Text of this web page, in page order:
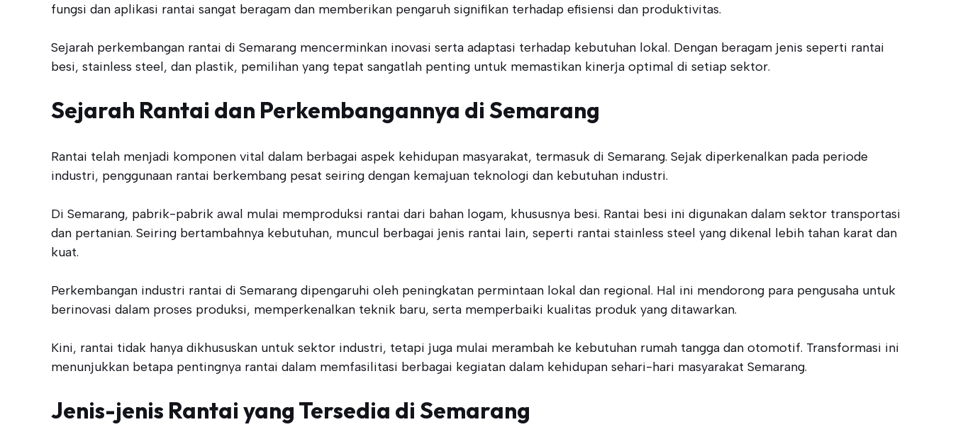
fungsi dan aplikasi rantai sangat beragam dan memberikan pengaruh signifikan terhadap efisiensi dan produktivitas.
Sejarah perkembangan rantai di Semarang mencerminkan inovasi serta adaptasi terhadap kebutuhan lokal. Dengan beragam jenis seperti rantai
besi, stainless steel, dan plastik, pemilihan yang tepat sangatlah penting untuk memastikan kinerja optimal di setiap sektor.
Sejarah Rantai dan Perkembangannya di Semarang
Rantai telah menjadi komponen vital dalam berbagai aspek kehidupan masyarakat, termasuk di Semarang. Sejak diperkenalkan pada periode
industri, penggunaan rantai berkembang pesat seiring dengan kemajuan teknologi dan kebutuhan industri.
Di Semarang, pabrik-pabrik awal mulai memproduksi rantai dari bahan logam, khususnya besi. Rantai besi ini digunakan dalam sektor transportasi
dan pertanian. Seiring bertambahnya kebutuhan, muncul berbagai jenis rantai lain, seperti rantai stainless steel yang dikenal lebih tahan karat dan
kuat.
Perkembangan industri rantai di Semarang dipengaruhi oleh peningkatan permintaan lokal dan regional. Hal ini mendorong para pengusaha untuk
berinovasi dalam proses produksi, memperkenalkan teknik baru, serta memperbaiki kualitas produk yang ditawarkan.
Kini, rantai tidak hanya dikhususkan untuk sektor industri, tetapi juga mulai merambah ke kebutuhan rumah tangga dan otomotif. Transformasi ini
menunjukkan betapa pentingnya rantai dalam memfasilitasi berbagai kegiatan dalam kehidupan sehari-hari masyarakat Semarang.
Jenis-jenis Rantai yang Tersedia di Semarang